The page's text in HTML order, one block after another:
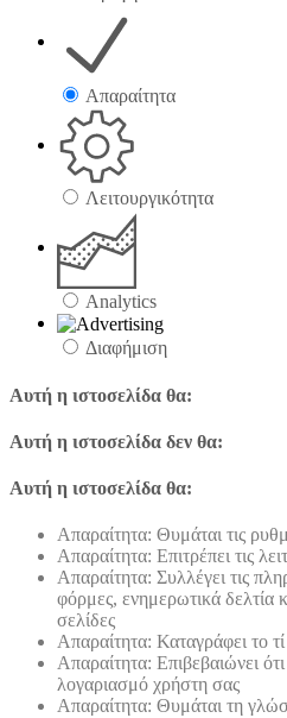
Απαραίτητα
Λειτουργικότητα
Analytics
Διαφήμιση
Αυτή η ιστοσελίδα θα:
Αυτή η ιστοσελίδα δεν θα:
Αυτή η ιστοσελίδα θα:
Απαραίτητα: Θυμάται τις
Απαραίτητα: Επιτρέπει τις
Απαραίτητα: Συλλέγει τις
φόρμες, ενημερωτικά δελτία
σελίδες
Απαραίτητα: Καταγράφει το
Απαραίτητα: Επιβεβαιώνει
λογαριασμό χρήστη σας
Απαραίτητα: Θυμάται τη